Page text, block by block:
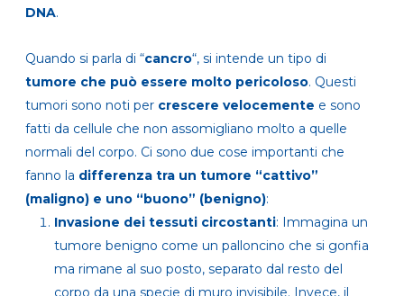
DNA.
Quando si parla di “cancro“, si intende un tipo di
tumore che può essere molto pericoloso. Questi
tumori sono noti per crescere velocemente e sono
fatti da cellule che non assomigliano molto a quelle
normali del corpo. Ci sono due cose importanti che
fanno la differenza tra un tumore “cattivo”
(maligno) e uno “buono” (benigno):
Invasione dei tessuti circostanti: Immagina un
tumore benigno come un palloncino che si gonfia
ma rimane al suo posto, separato dal resto del